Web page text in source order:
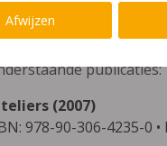
publicaties:
(2007)
978-90-306-4235-0
Afwijzen